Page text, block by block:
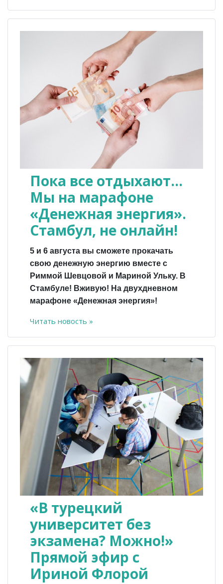
Пока все отдыхают...
Мы на марафоне
«Денежная энергия».
Стамбул, не онлайн!
5 и 6 августа вы сможете прокачать
свою денежную энергию вместе с
Риммой Шевцовой и Мариной Ульку. В
Стамбуле! Вживую! На двухдневном
марафоне «Денежная энергия»!
Читать новость »
«В турецкий
университет без
экзамена? Можно!»
Прямой эфир с
Ириной Флорой